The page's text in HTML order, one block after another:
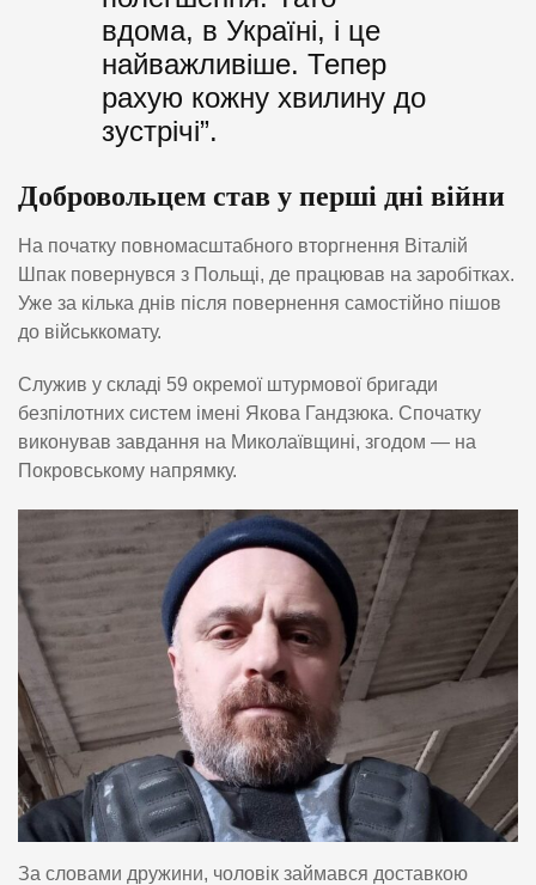
вдома, в Україні, і це
найважливіше. Тепер
рахую кожну хвилину до
зустрічі”.
Добровольцем став у перші дні війни
На початку повномасштабного вторгнення Віталій
Шпак повернувся з Польщі, де працював на заробітках.
Уже за кілька днів після повернення самостійно пішов
до військкомату.
Служив у складі 59 окремої штурмової бригади
безпілотних систем імені Якова Гандзюка. Спочатку
виконував завдання на Миколаївщині, згодом — на
Покровському напрямку.
За словами дружини, чоловік займався доставкою